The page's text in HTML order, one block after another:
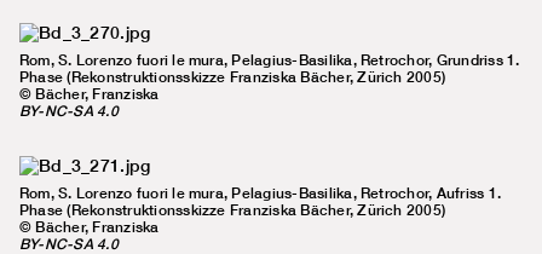
Rom, S. Lorenzo fuori le mura, Pelagius-Basilika, Retrochor, Grundriss 1.
Phase (Rekonstruktionsskizze Franziska Bächer, Zürich 2005)
© Bächer, Franziska
BY-NC-SA 4.0
Rom, S. Lorenzo fuori le mura, Pelagius-Basilika, Retrochor, Aufriss 1.
Phase (Rekonstruktionsskizze Franziska Bächer, Zürich 2005)
© Bächer, Franziska
BY-NC-SA 4.0